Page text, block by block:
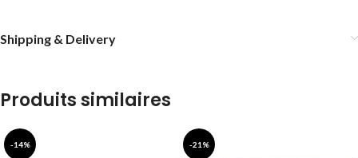
Shipping & Delivery
Produits similaires
-14% -21%